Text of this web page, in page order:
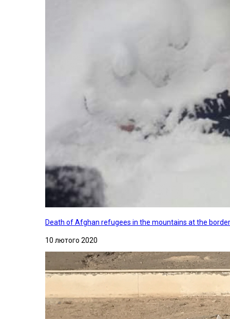
Death of Afghan refugees in the mountains at the
10 лютого 2020